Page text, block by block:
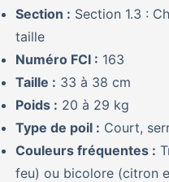
Section : Section 1.3 :
taille
Numéro FCI : 163
Taille : 33 à 38 cm
Poids : 20 à 29 kg
Type de poil : Court,
Couleurs fréquentes :
feu) ou bicolore (citron